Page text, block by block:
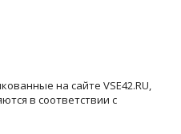
на сайте VSE42.RU,
в соответствии с